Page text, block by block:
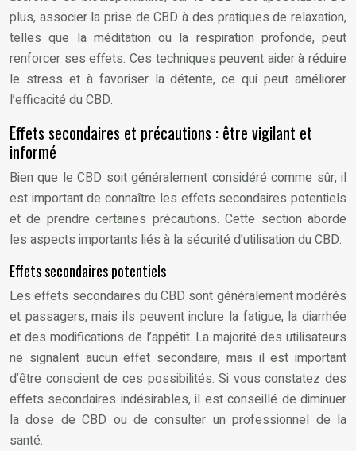
plus, associer la prise de CBD à des pratiques de relaxation,
telles que la méditation ou la respiration profonde, peut
renforcer ses effets. Ces techniques peuvent aider à réduire
le stress et à favoriser la détente, ce qui peut améliorer
l’efficacité du CBD.
Effets secondaires et précautions : être vigilant et
informé
Bien que le CBD soit généralement considéré comme sûr, il
est important de connaître les effets secondaires potentiels
et de prendre certaines précautions. Cette section aborde
les aspects importants liés à la sécurité d’utilisation du CBD.
Effets secondaires potentiels
Les effets secondaires du CBD sont généralement modérés
et passagers, mais ils peuvent inclure la fatigue, la diarrhée
et des modifications de l’appétit. La majorité des utilisateurs
ne signalent aucun effet secondaire, mais il est important
d’être conscient de ces possibilités. Si vous constatez des
effets secondaires indésirables, il est conseillé de diminuer
la dose de CBD ou de consulter un professionnel de la
santé.